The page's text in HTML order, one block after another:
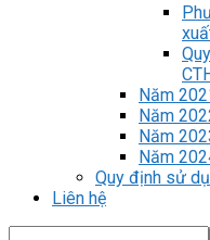
Năm
Năm
Năm
Năm
Quy định sử
Liên hệ